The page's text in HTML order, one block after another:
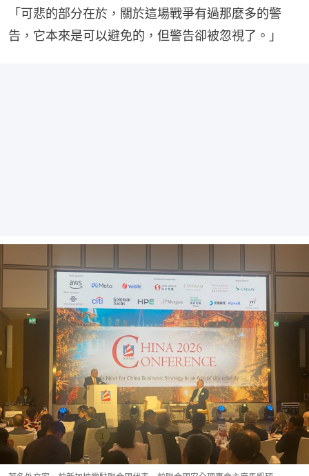
「可悲的部分在於，關於這場戰爭有過那麼多的警
告，它本來是可以避免的，但警告卻被忽視了。」